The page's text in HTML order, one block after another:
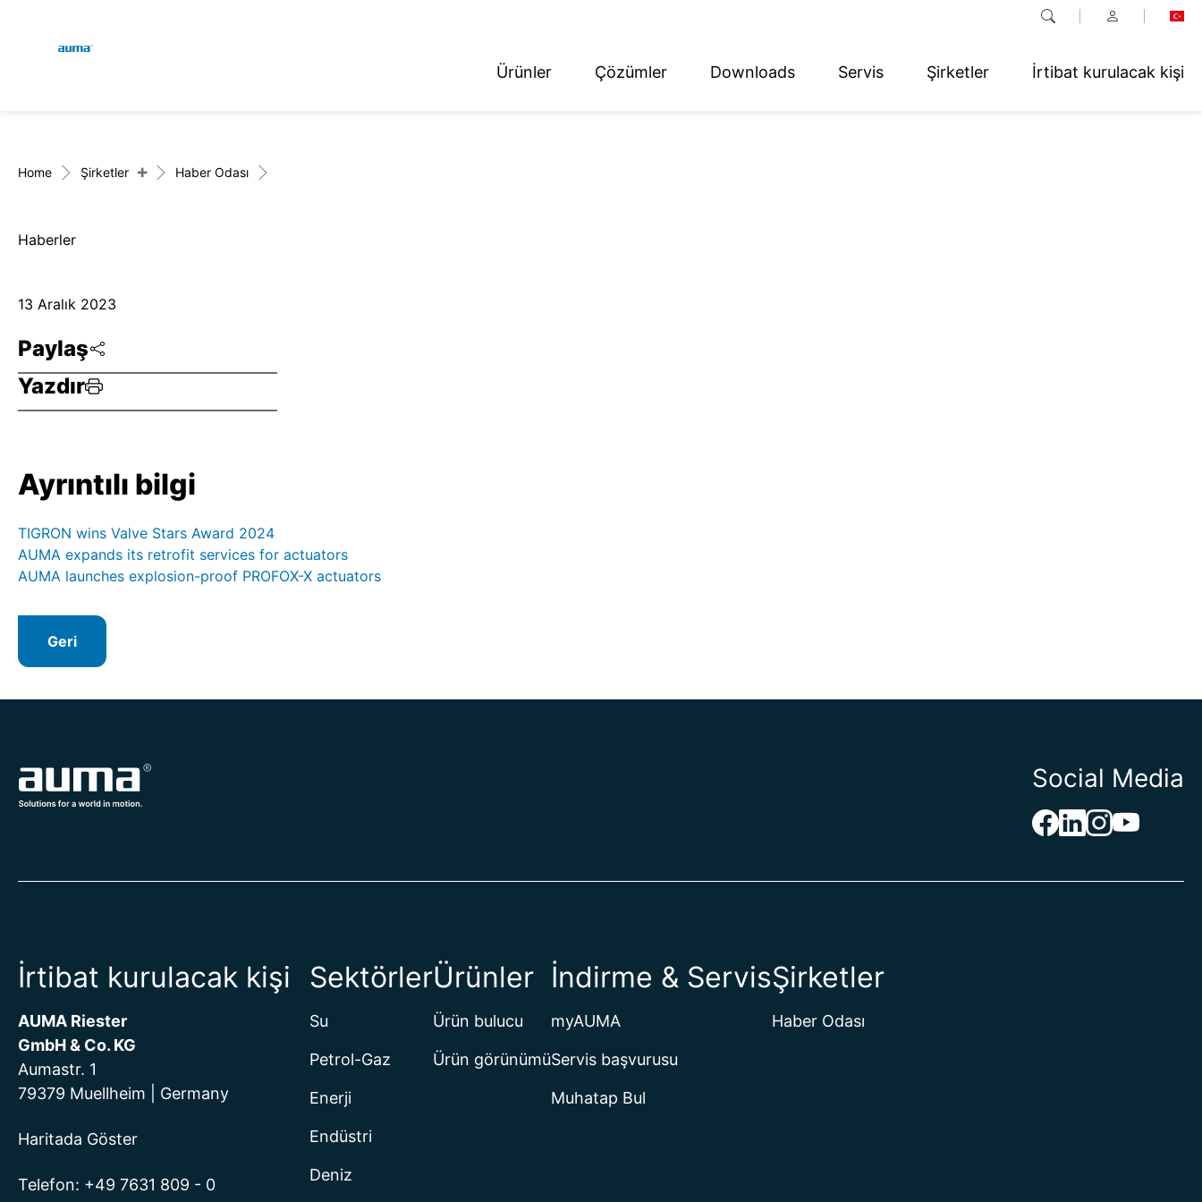
Ürünler Çözümler Downloads Servis Şirketler İrtibat kurulacak kişi
Avrupa
Asya ve Pasifik
Home Şirketler + Haber Odası
Haberler
13 Aralık 2023
Paylaş
Yazdır
Ayrıntılı bilgi
TIGRON wins Valve Stars Award 2024
AUMA expands its retrofit services for actuators
AUMA launches explosion-proof PROFOX-X actuators
Geri
Social Media
İrtibat kurulacak kişi
AUMA Riester
GmbH & Co. KG
Aumastr. 1
79379 Muellheim | Germany
Haritada Göster
Telefon: +49 7631 809 - 0
Sektörler
Su
Petrol-Gaz
Enerji
Endüstri
Deniz
Ürünler
Ürün bulucu
Ürün görünümü
İndirme & Servis
myAUMA
Servis başvurusu
Muhatap Bul
Şirketler
Haber Odası